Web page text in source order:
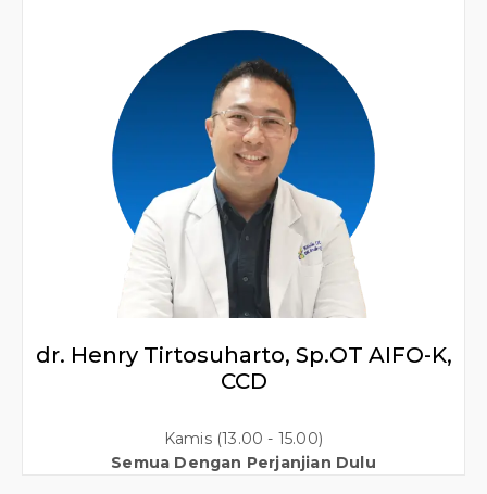
dr. Henry Tirtosuharto, Sp.OT AIFO-K,
CCD
Kamis (13.00 - 15.00)
Semua Dengan Perjanjian Dulu